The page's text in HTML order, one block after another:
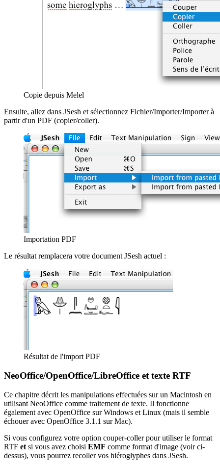
Copie depuis Melel
Ensuite, allez dans JSesh et sélectionnez Fichier/Importer/Importer à
partir d'un PDF (copier/coller).
Importation PDF
Le résultat remplacera votre document JSesh actuel :
Résultat de l'import PDF
NeoOffice/OpenOffice/LibreOffice et texte RTF
Ce chapitre décrit les manipulations effectuées sur un Macintosh en
utilisant NeoOffice comme traitement de texte. Il fonctionne
également avec OpenOffice sur Windows et Linux (mais il semble
échouer avec OpenOffice 3.1.1 sur Mac).
Si vous configurez votre option couper-coller pour utiliser le format
RTF et si vous avez choisi EMF comme format d'image (voir ci-
dessus), vous pourrez recoller vos hiéroglyphes dans JSesh.